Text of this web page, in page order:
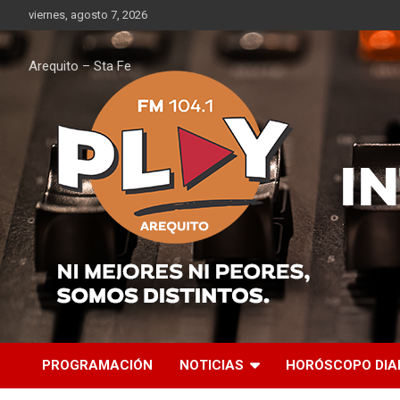
al
contenido
viernes, agosto 7, 2026
Arequito – Sta Fe
PROGRAMACIÓN NOTICIAS HORÓSCOPO